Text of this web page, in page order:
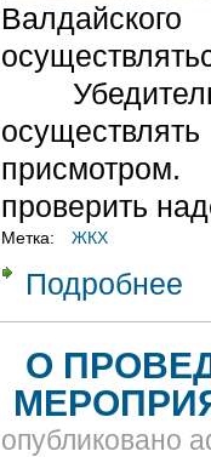
присмотром.
проверить
Метка: ЖКХ
Подробнее
О
опубликовано